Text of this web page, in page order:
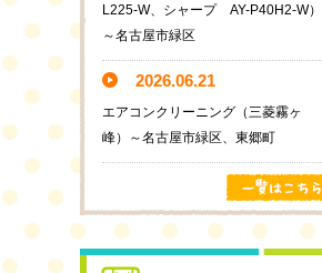
L225-W、シャープ AY-P40H2-W）
～名古屋市緑区
2026.06.21
エアコンクリーニング（三菱霧ヶ
峰）～名古屋市緑区、東郷町